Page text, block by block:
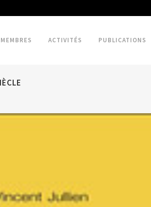
MEMBRES ACTIVITÉS PUBLICATIONS